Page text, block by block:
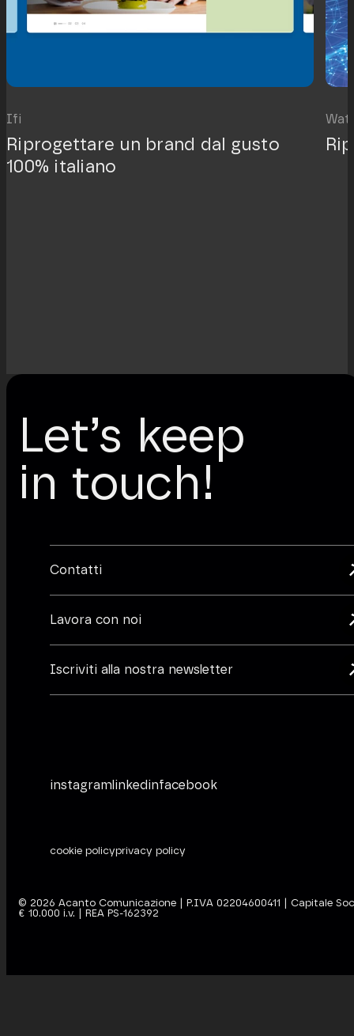
Ifi
Riprogettare un brand dal gusto
100% italiano
Let’s keep
in touch!
Contatti
Lavora con noi
Iscriviti alla nostra newsletter
instagram linkedinfacebook
© 2026 Acanto Comunicazione | P.IVA 02204600411 | Capitale
€ 10.000 i.v. | REA PS-162392
cookie policyprivacy policy